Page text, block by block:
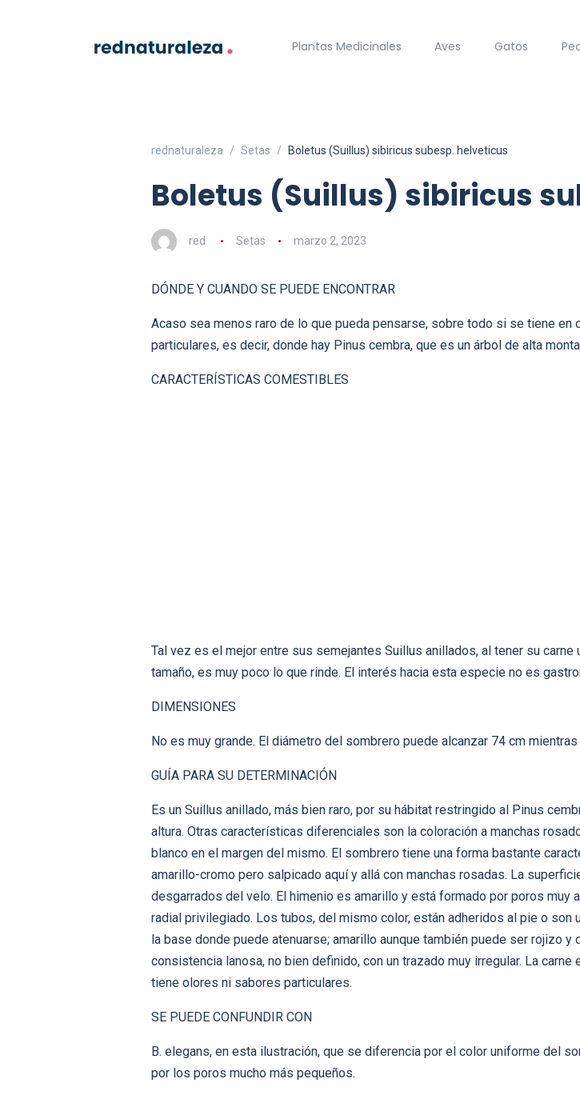
Plantas Medicinales Aves Gatos
rednaturaleza Setas Boletus (Suillus) sibiricus subesp. helveticus
Boletus (Suillus) sibiricus
red Setas marzo 2, 2023
DÓNDE Y CUANDO SE PUEDE ENCONTRAR
Acaso sea menos raro de lo que pueda pensarse, sobre todo si se tiene
particulares, es decir, donde hay Pinus cembra, que es un árbol de alta
CARACTERÍSTICAS COMESTIBLES
Tal vez es el mejor entre sus semejantes Suillus anillados, al tener su
tamaño, es muy poco lo que rinde. El interés hacia esta especie no es
DIMENSIONES
No es muy grande. El diámetro del sombrero puede alcanzar 74 cm
GUÍA PARA SU DETERMINACIÓN
Es un Suillus anillado, más bien raro, por su hábitat restringido al Pinus
altura. Otras características diferenciales son la coloración a manchas
blanco en el margen del mismo. El sombrero tiene una forma bastante
amarillo-cromo pero salpicado aquí y allá con manchas rosadas. La
desgarrados del velo. El himenio es amarillo y está formado por poros muy
radial privilegiado. Los tubos, del mismo color, están adheridos al pie o son
la base donde puede atenuarse; amarillo aunque también puede ser rojizo
consistencia lanosa, no bien definido, con un trazado muy irregular. La
tiene olores ni sabores particulares.
SE PUEDE CONFUNDIR CON
B. elegans, en esta ilustración, que se diferencia por el color uniforme del
por los poros mucho más pequeños.